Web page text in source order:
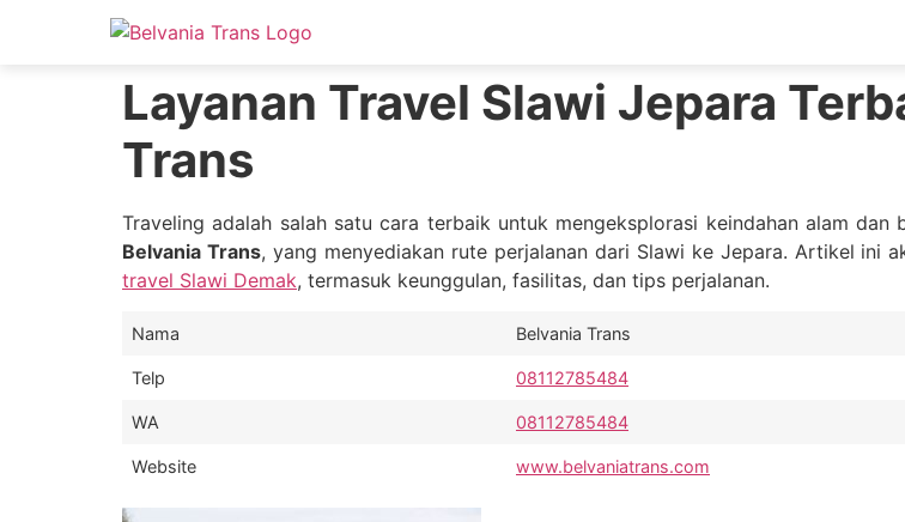
Layanan Travel Slawi Jepara
Trans
Traveling adalah salah satu cara terbaik untuk mengeksplorasi keindahan alam
Belvania Trans, yang menyediakan rute perjalanan dari Slawi ke Jepara. Artikel ini
travel Slawi Demak, termasuk keunggulan, fasilitas, dan tips perjalanan.
Nama Belvania Trans
Telp 08112785484
WA 08112785484
Website www.belvaniatrans.com